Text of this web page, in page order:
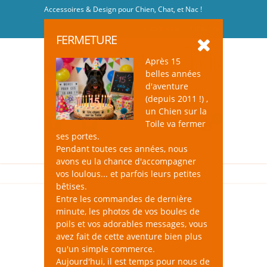
Accessoires & Design pour Chien, Chat, et Nac !
FERMETURE
Après 15
belles années
d'aventure
(depuis 2011 !) ,
un Chien sur la
Toile va fermer
ses portes.
Pendant toutes ces années, nous
avons eu la chance d'accompagner
vos loulous... et parfois leurs petites
bêtises.
Entre les commandes de dernière
minute, les photos de vos boules de
poils et vos adorables messages, vous
avez fait de cette aventure bien plus
qu'un simple commerce.
Aujourd'hui, il est temps pour nous de
Lingettes pour Chien
un Chien sur la toile : une sélection de
lingettes nettoyantes, désodorisantes,